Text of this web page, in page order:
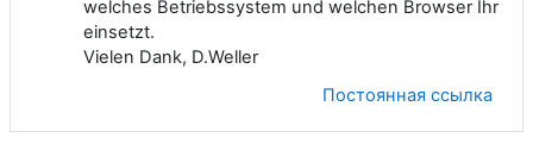
welches Betriebssystem und welchen Browser Ihr
einsetzt.
Vielen Dank, D.Weller
Постоянная ссылка